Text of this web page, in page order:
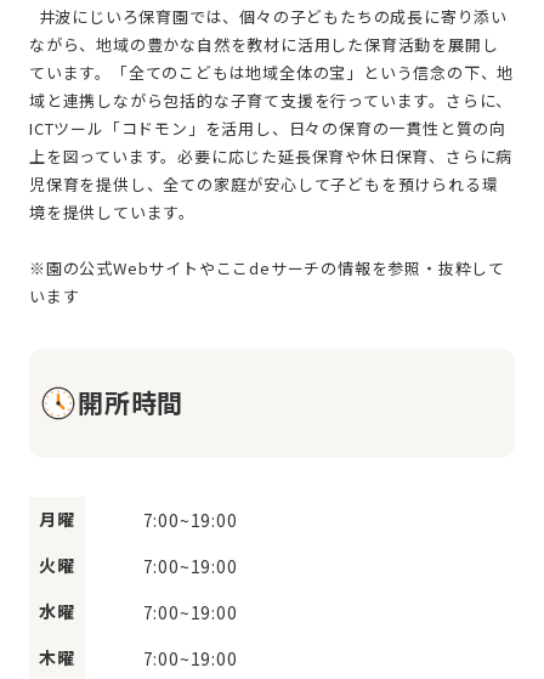
ながら、地域の豊かな自然を教材に活用した保育活動を展開し
ています。「全てのこどもは地域全体の宝」という信念の下、地
域と連携しながら包括的な子育て支援を行っています。さらに、
ICTツール「コドモン」を活用し、日々の保育の一貫性と質の向
上を図っています。必要に応じた延長保育や休日保育、さらに病
児保育を提供し、全ての家庭が安心して子どもを預けられる環
境を提供しています。
※園の公式Webサイトやここdeサーチの情報を参照・抜粋して
開所時間
月曜 7:00~19:00
火曜
7:00~19:00
水曜
7:00~19:00
木曜
7:00~19:00